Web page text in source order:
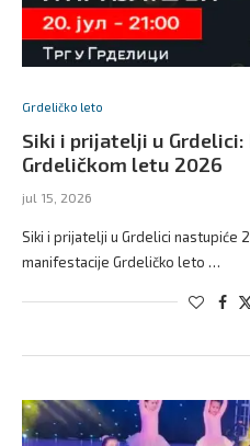
Grdeličko leto
Siki i prijatelji u
Grdeličkom letu 2026
jul 15, 2026
Siki i prijatelji u Grdelici nastupiće
manifestacije Grdeličko leto …